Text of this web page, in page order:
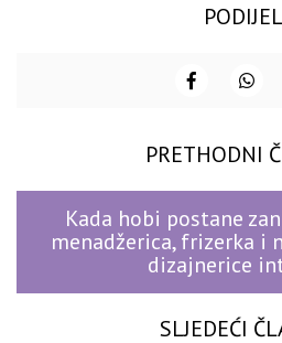
PRETHODNI
Kada hobi postane
menadžerica, frizerka i
dizajnerice
SLJEDEĆI